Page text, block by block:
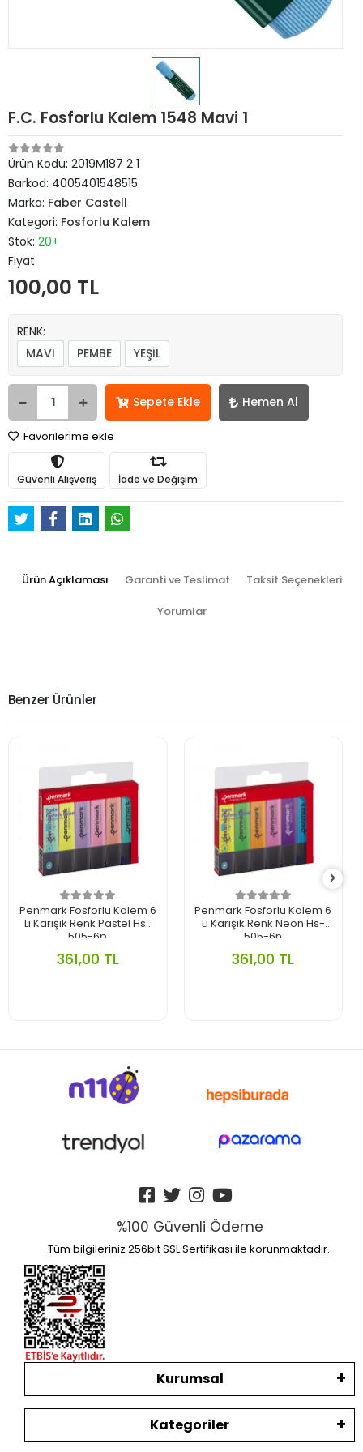
F.C. Fosforlu Kalem 1548 Mavi 1
Ürün Kodu: 2019M187 2 1
Barkod: 4005401548515
Marka: Faber Castell
Kategori: Fosforlu Kalem
Stok: 20+
Fiyat
100,00 TL
RENK:
MAVİ
PEMBE YEŞİL
Sepete Ekle Hemen Al
Favorilerime ekle
Güvenli Alışveriş İade ve Değişim
Ürün Açıklaması Garanti ve Teslimat Taksit Seçenekleri
Yorumlar
Benzer Ürünler
Penmark Fosforlu Kalem 6
Lı Karışık Renk Pastel Hs-
505-6p
361,00 TL
Penmark Fosforlu Kalem 6
Lı Karışık Renk Neon Hs-
505-6n
361,00 TL
%100 Güvenli Ödeme
Tüm bilgileriniz 256bit SSL Sertifikası ile korunmaktadır.
Kurumsal
Kategoriler